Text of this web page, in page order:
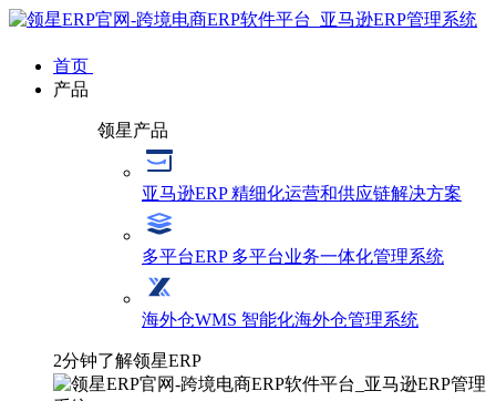
首页
产品
领星产品
亚马逊ERP精细化运营和供应链解决方案
多平台ERP 多平台业务一体化管理系统
海外仓WMS 智能化海外仓管理系统
2分钟了解领星ERP